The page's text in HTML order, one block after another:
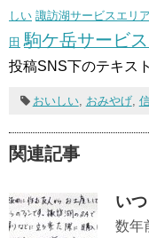
しい 諏訪湖サービスエリア
田 駒ケ岳サービ
投稿SNS下のテキス
おいしい, おみやげ,
関連記事
い
数年